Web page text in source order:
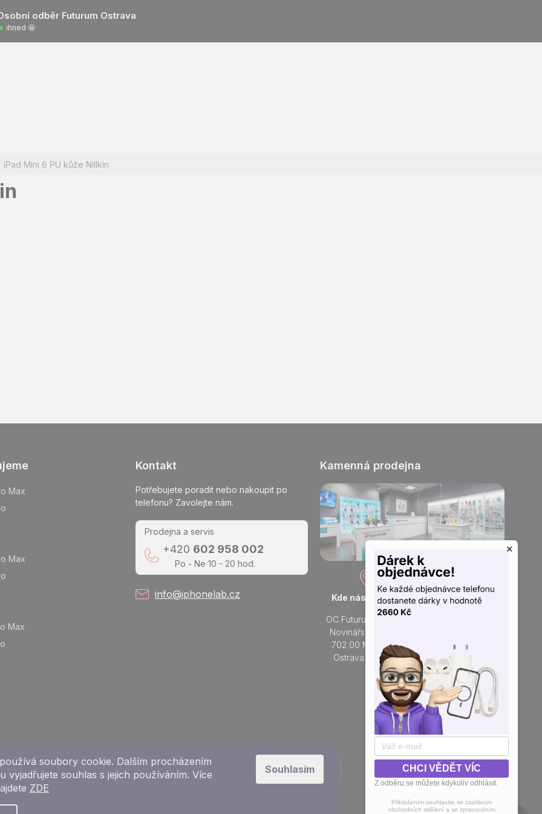
soubory cookie. Dalším procházením
vyjadřujete souhlas s jejich používáním. Více
ZDE
Souhlasím
odběr Futurum Ostrava
ihned 🤩
iPad Mini 6 PU kůže Nillkin
Max
Max
Max
Kontakt
Potřebujete poradit nebo nakoupit po
telefonu? Zavolejte nám.
Prodejna a servis
+420 602 958 002
Po - Ne 10 - 20 hod.
info@iphonelab.cz
Kamenná prodejna
Kde nás najdete
OC Futurum Ostrava
Novinářská 3178/6
702 00 Moravská
Ostrava a Přívoz
Otevřeno každý den
Do prodejny
Přidejte se k nám na sítích
×
CHCI VĚDĚT VÍC
Z odběru se můžete kdykoliv odhlásit.
Přihlášením souhlasíte se zasíláním
obchodních sdělení a se zpracováním